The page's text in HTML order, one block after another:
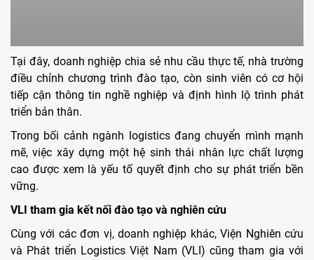
Tại đây, doanh nghiệp chia sẻ nhu cầu thực tế, nhà trường
điều chỉnh chương trình đào tạo, còn sinh viên có cơ hội
tiếp cận thông tin nghề nghiệp và định hình lộ trình phát
triển bản thân.
Trong bối cảnh ngành logistics đang chuyển mình mạnh
mẽ, việc xây dựng một hệ sinh thái nhân lực chất lượng
cao được xem là yếu tố quyết định cho sự phát triển bền
vững.
VLI tham gia kết nối đào tạo và nghiên cứu
Cùng với các đơn vị, doanh nghiệp khác, Viện Nghiên cứu
và Phát triển Logistics Việt Nam (VLI) cũng tham gia với